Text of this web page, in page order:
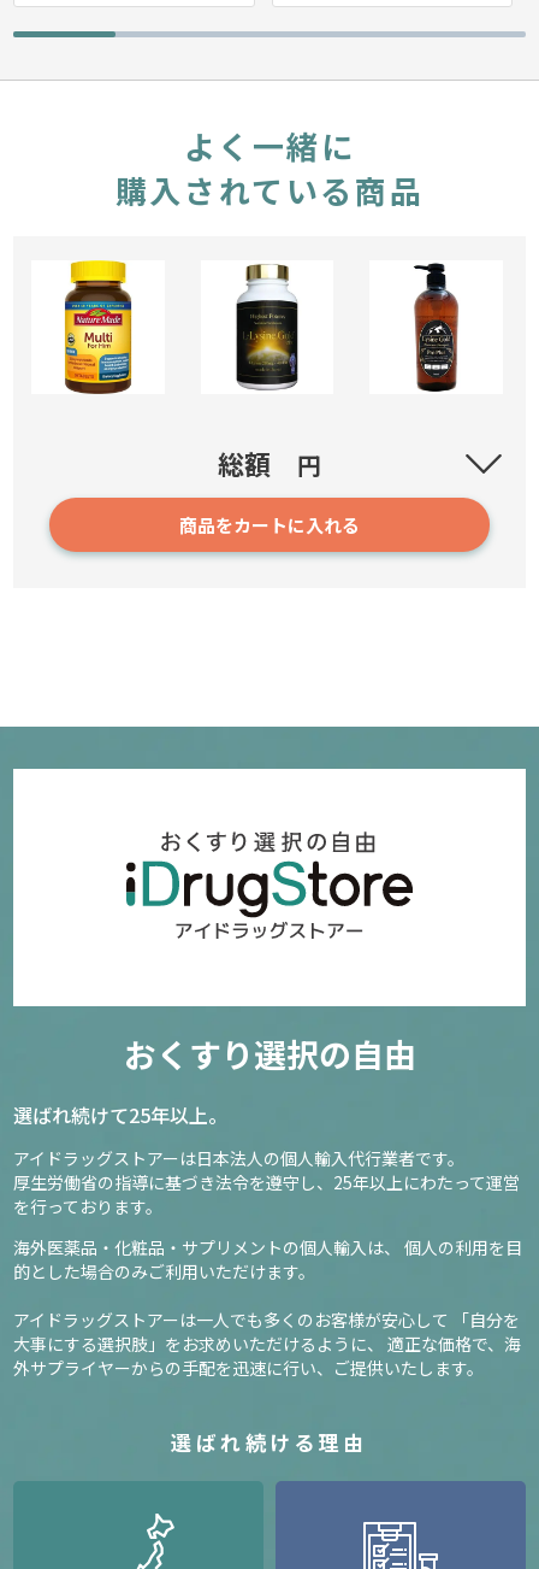
よく一緒に
購入されている商品
1935
5,170円～
確認／選び直す
7716
確認／選び直す
総額 円
商品をカートに入れる
おくすり選択の自由
選ばれ続けて25年以上。
アイドラッグストアーは日本法人の個人輸入代行業者です。
厚生労働省の指導に基づき法令を遵守し、 25年以上にわたって運営
を行っております。
海外医薬品・化粧品・サプリメントの個人輸入は、
個人の利用を目
的とした場合のみご利用いただけます。
アイドラッグストアーは一人でも多くのお客様が安心して
「自分を
大事にする選択肢」をお求めいただけるように、
適正な価格で、海
外サプライヤーからの手配を迅速に行い、ご提供いたします。
選ばれ続ける理由